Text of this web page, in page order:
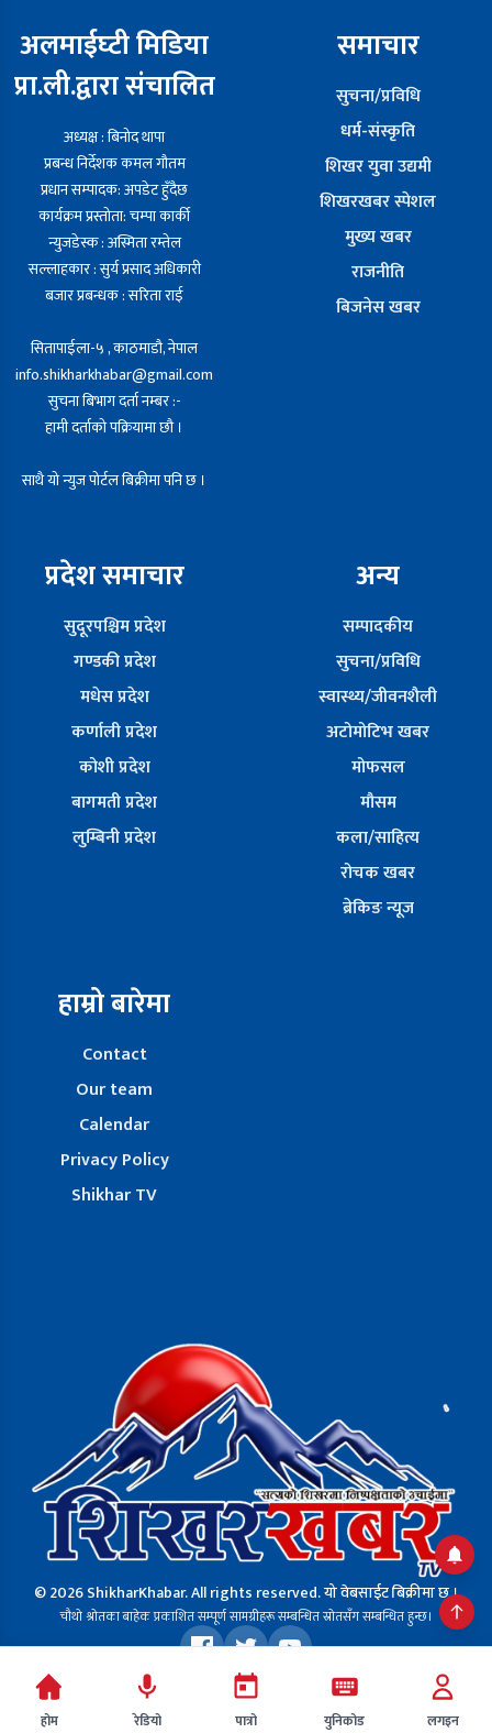
अलमाईघ्टी मिडिया
प्रा.ली.द्वारा संचालित
अध्यक्ष : बिनोद थापा
प्रबन्ध निर्देशक कमल गौतम
प्रधान सम्पादक: अपडेट हुँदैछ
कार्यक्रम प्रस्तोता: चम्पा कार्की
न्युजडेस्क : अस्मिता रम्तेल
सल्लाहकार : सुर्य प्रसाद अधिकारी
बजार प्रबन्धक : सरिता राई
सितापाईला-५ , काठमाडौ, नेपाल
info.shikharkhabar@gmail.com
सुचना बिभाग दर्ता नम्बर :-
हामी दर्ताको पक्रियामा छौ ।
साथै यो न्युज पोर्टल बिक्रीमा पनि छ ।
समाचार
सुचना/प्रविधि
धर्म-संस्कृति
शिखर युवा उद्यमी
शिखरखबर स्पेशल
मुख्य खबर
राजनीति
बिजनेस खबर
प्रदेश समाचार
सुदूरपश्चिम प्रदेश
गण्डकी प्रदेश
मधेस प्रदेश
कर्णाली प्रदेश
कोशी प्रदेश
बागमती प्रदेश
लुम्बिनी प्रदेश
अन्य
सम्पादकीय
सुचना/प्रविधि
स्वास्थ्य/जीवनशैली
अटोमोटिभ खबर
मोफसल
मौसम
कला/साहित्य
रोचक खबर
ब्रेकिङ न्यूज
हाम्रो बारेमा
Contact
Our team
Calendar
Privacy Policy
Shikhar TV
© 2026 ShikharKhabar. All rights reserved. यो वेबसाईट बिक्रीमा छ ।
चौथो श्रोतका बाहेक प्रकाशित सम्पूर्ण सामग्रीहरू सम्बन्धित स्रोतसँग सम्बन्धित हुन्छ।
Design & Developed By: Peack Mind Digital
होम रेडियो पात्रो युनिकोड लगइन